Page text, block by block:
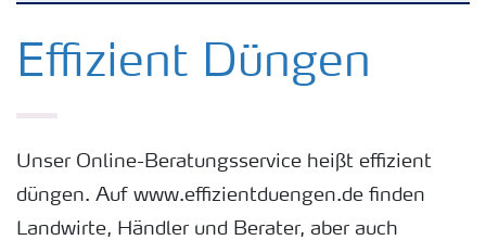
Kulturen
Effizient Düngen
Unser Online-Beratungsservice heißt effizient
düngen. Auf www.effizientduengen.de finden
Landwirte, Händler und Berater, aber auch